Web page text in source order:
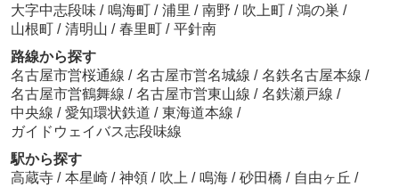
大字中志段味 / 鳴海町 / 浦里 / 南野 / 吹上町 / 鴻の巣 /
山根町 / 清明山 / 春里町 / 平針南
路線から探す
名古屋市営桜通線 / 名古屋市営名城線 / 名鉄名古屋本線 /
名古屋市営鶴舞線 / 名古屋市営東山線 / 名鉄瀬戸線 /
中央線 / 愛知環状鉄道 / 東海道本線 /
ガイドウェイバス志段味線
駅から探す
高蔵寺 / 本星崎 / 神領 / 吹上 / 鳴海 / 砂田橋 / 自由ヶ丘 /